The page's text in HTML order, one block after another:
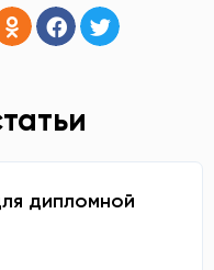
дипломной